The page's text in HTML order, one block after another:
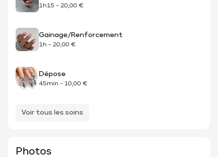
1h15 - 20,00 €
Gainage/Renforcement
1h - 20,00 €
Dépose
45min - 10,00 €
Voir tous les soins
Photos